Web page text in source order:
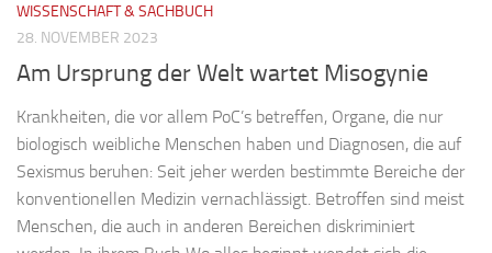
WISSENSCHAFT & SACHBUCH
28. NOVEMBER 2023
Am Ursprung der Welt wartet Misogynie
Krankheiten, die vor allem PoC’s betreffen, Organe, die nur
biologisch weibliche Menschen haben und Diagnosen, die auf
Sexismus beruhen: Seit jeher werden bestimmte Bereiche der
konventionellen Medizin vernachlässigt. Betroffen sind meist
Menschen, die auch in anderen Bereichen diskriminiert